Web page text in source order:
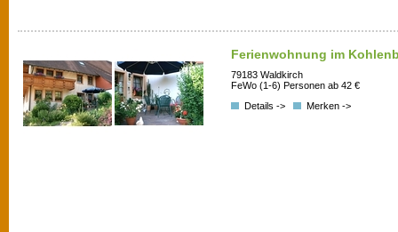
Ferienwohnung im
79183 Waldkirch
FeWo (1-6) Personen ab 42 €
Details ->
Merken ->